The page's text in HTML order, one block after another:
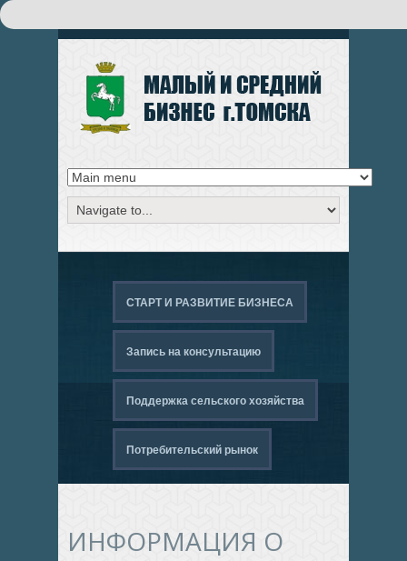
ФОРМА ПОИСКА
СТАРТ И РАЗВИТИЕ БИЗНЕСА
Запись на консультацию
Поддержка сельского хозяйства
Потребительский рынок
ИНФОРМАЦИЯ О